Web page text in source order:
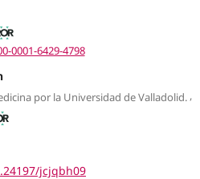
0001-6429-4798
por la Universidad de Valladolid. ,
jcjqbh09